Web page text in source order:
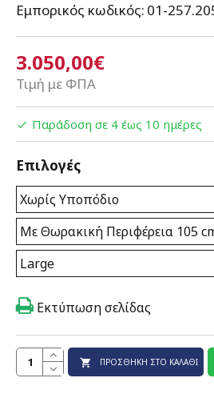
3.050,00€
Τιμή με ΦΠΑ
Εμπορικός κωδικός: 01-
Παράδοση σε 4 έως 10 ημέρες
Επιλογές
ΠΡΟΣΘΉΚΗ ΣΤΟ ΚΑΛΆΘΙ
Εκτύπωση σελίδας